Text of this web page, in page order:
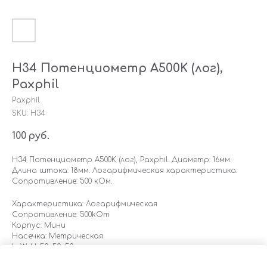
H34 Потенциометр A500K (лог),
Paxphil
Paxphil
SKU: H34
100 руб.
H34 Потенциометр A500K (лог), Paxphil. Диаметр: 16мм.
Длина штока: 18мм. Логарифмическая характеристика.
Сопротивление: 500 кОм.
Характеристика: Логарифмическая
Сопротивление: 500kOm
Корпус: Мини
Насечка: Метрическая
LxWxH: 50x50x50 mm